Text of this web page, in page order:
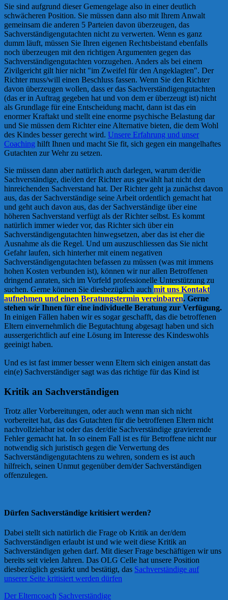
Sie sind aufgrund dieser Gemengelage also in einer deutlich
schwächeren Position. Sie müssen dann also mit Ihrem Anwalt
gemeinsam die anderen 5 Parteien davon überzeugen, das
Sachverständigengutachten nicht zu verwerten. Wenn es ganz
dumm läuft, müssen Sie Ihren eigenen Rechtsbeistand ebenfalls
noch überzeugen mit den richtigen Argumenten gegen das
Sachverständigengutachten vorzugehen. Anders als bei einem
Zivilgericht gilt hier nicht "im Zweifel für den Angeklagten". Der
Richter muss/will einen Beschluss fassen. Wenn Sie den Richter
davon überzeugen wollen, dass er das Sachverständigengutachten
(das er in Auftrag gegeben hat und von dem er überzeugt ist) nicht
als Grundlage für eine Entscheidung macht, dann ist das ein
enormer Kraftakt und stellt eine enorme psychische Belastung dar
und Sie müssen dem Richter eine Alternative bieten, die dem Wohl
des Kindes besser gerecht wird. Unsere Erfahrung und unser
Coaching hilft Ihnen und macht Sie fit, sich gegen ein mangelhaftes
Gutachten zur Wehr zu setzen.
Sie müssen dann aber natürlich auch darlegen, warum der/die
Sachverständige, die/den der Richter aus gewählt hat nicht den
hinreichenden Sachverstand hat. Der Richter geht ja zunächst davon
aus, das der Sachverständige seine Arbeit ordentlich gemacht hat
und geht auch davon aus, das der Sachverständige über eine
höheren Sachverstand verfügt als der Richter selbst. Es kommt
natürlich immer wieder vor, das Richter sich über ein
Sachverständigengutachten hinwegsetzen, aber das ist eher die
Ausnahme als die Regel. Und um auszuschliessen das Sie nicht
Gefahr laufen, sich hinterher mit einem negativen
Sachverständigengutachten befassen zu müssen (was mit immens
hohen Kosten verbunden ist), können wir nur allen Betroffenen
dringend anraten, sich im Vorfeld professionelle Unterstützung zu
suchen. Gerne können Sie diesbezüglich auch mit uns Kontakt
aufnehmen und einen Beratungstermin vereinbaren. Gerne
stehen wir Ihnen für eine individuelle Beratung zur Verfügung.
In einigen Fällen haben wir es sogar geschafft, das die betroffenen
Eltern einvernehmlich die Begutachtung abgesagt haben und sich
aussergerichtlich auf eine Lösung im Interesse des Kindeswohls
geeinigt haben.
Und es ist fast immer besser wenn Eltern sich einigen anstatt das
ein(e) Sachverständiger sagt was das richtige für das Kind ist
Kritik an Sachverständigen
Trotz aller Vorbereitungen, oder auch wenn man sich nicht
vorbereitet hat, das das Gutachten für die betroffenen Eltern nicht
nachvollziehbar ist oder das der/die Sachverständige gravierende
Fehler gemacht hat. In so einem Fall ist es für Betroffene nicht nur
notwendig sich juristisch gegen die Verwertung des
Sachverständigengutachtens zu wehren, sondern es ist auch
hilfreich, seinen Unmut gegenüber dem/der Sachverständigen
offenzulegen.
Dürfen Sachverständige kritisiert werden?
Dabei stellt sich natürlich die Frage ob Kritik an der/dem
Sachverständigen erlaubt ist und wie weit diese Kritik an
Sachverständigen gehen darf. Mit dieser Frage beschäftigen wir uns
bereits seit vielen Jahren. Das OLG Celle hat unsere Position
diesbezüglich gestärkt und bestätigt, das Sachverständige auf
unserer Seite kritisiert werden dürfen
Der Elterncoach Sachverständige